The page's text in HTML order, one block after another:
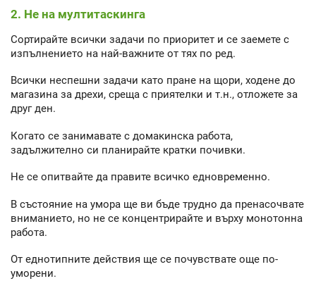
2. Не на мултитаскинга
Сортирайте всички задачи по приоритет и се заемете с
изпълнението на най-важните от тях по ред.
Всички неспешни задачи като пране на щори, ходене до
магазина за дрехи, среща с приятелки и т.н., отложете за
друг ден.
Когато се занимавате с домакинска работа,
задължително си планирайте кратки почивки.
Не се опитвайте да правите всичко едновременно.
В състояние на умора ще ви бъде трудно да пренасочвате
вниманието, но не се концентрирайте и върху монотонна
работа.
От еднотипните действия ще се почувствате още по-
уморени.